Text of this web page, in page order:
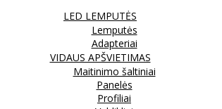
LED LEMPUTĖS
Lemputės
Adapteriai
VIDAUS APŠVIETIMAS
Maitinimo šaltiniai
Panelės
Profiliai